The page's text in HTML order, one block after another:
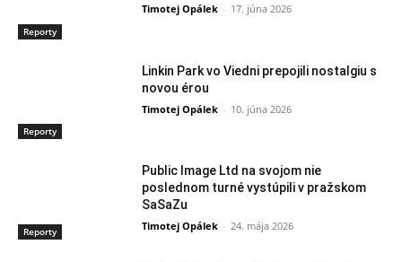
Reporty
Timotej Opálek - 17. júna 2026
Reporty
Linkin Park vo Viedni prepojili nostalgiu s
novou érou
Timotej Opálek - 10. júna 2026
Reporty
Public Image Ltd na svojom nie
poslednom turné vystúpili v pražskom
SaSaZu
Timotej Opálek - 24. mája 2026